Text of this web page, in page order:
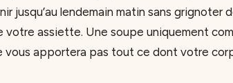
jusqu’au lendemain matin sans grignoter
votre assiette. Une soupe uniquement
vous apportera pas tout ce dont votre